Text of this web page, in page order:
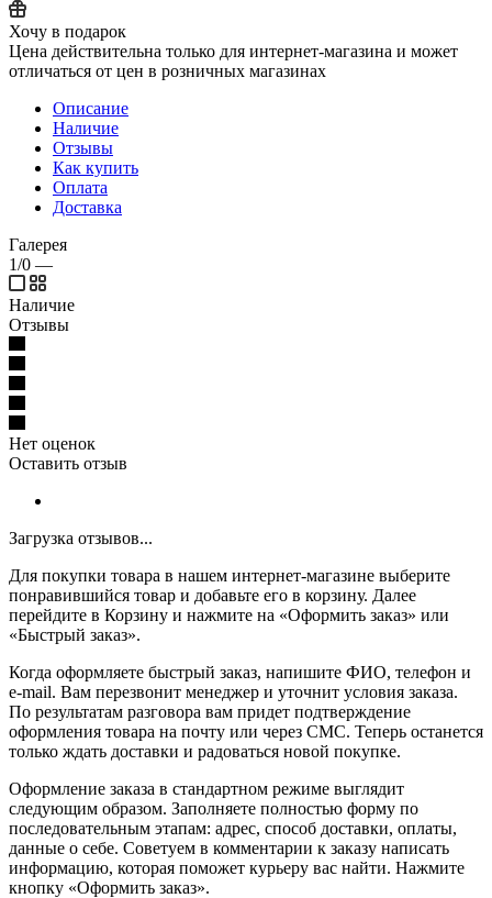
Хочу в подарок
Цена действительна только для интернет-магазина и может
отличаться от цен в розничных магазинах
Описание
Наличие
Отзывы
Как купить
Оплата
Доставка
Галерея
1/0 —
Наличие
Отзывы
Нет оценок
Оставить отзыв
Загрузка отзывов...
Для покупки товара в нашем интернет-магазине выберите
понравившийся товар и добавьте его в корзину. Далее
перейдите в Корзину и нажмите на «Оформить заказ» или
«Быстрый заказ».
Когда оформляете быстрый заказ, напишите ФИО, телефон и
e-mail. Вам перезвонит менеджер и уточнит условия заказа.
По результатам разговора вам придет подтверждение
оформления товара на почту или через СМС. Теперь останется
только ждать доставки и радоваться новой покупке.
Оформление заказа в стандартном режиме выглядит
следующим образом. Заполняете полностью форму по
последовательным этапам: адрес, способ доставки, оплаты,
данные о себе. Советуем в комментарии к заказу написать
информацию, которая поможет курьеру вас найти. Нажмите
кнопку «Оформить заказ».